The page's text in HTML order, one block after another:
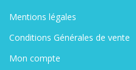
Mentions légales
Conditions Générales de vente
Mon compte